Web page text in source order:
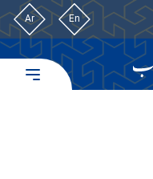
En
Ar